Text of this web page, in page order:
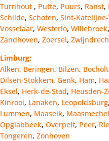
Turnhout , Putte, Puurs, Ranst,
Schilde, Schoten, Sint-
Vosselaar, Westerlo, Willebroek,
Zandhoven, Zoersel,
Limburg:
Alken, Beringen, Bilzen, Bocholt
Dilsen-Stokkem, Genk, Ham,
Eksel, Herk-de-Stad, Heusden-
Kinrooi, Lanaken, Leopoldsburg,
Lummen, Maaseik,
Opglabbeek, Overpelt, Peer,
Tongeren, Zonhoven